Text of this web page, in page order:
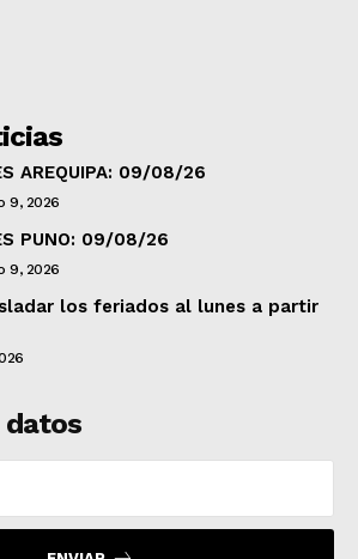
AREQUIPA: 09/08/26
9, 2026
PUNO: 09/08/26
9, 2026
los feriados al lunes a partir
datos